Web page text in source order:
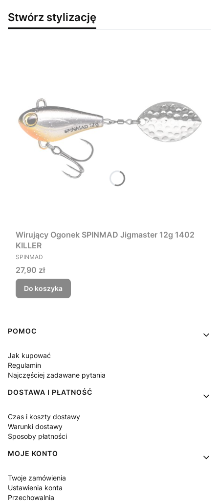
Stwórz stylizację
Wirujący Ogonek SPINMAD Jigmaster 12g 1402
KILLER
PRODUCENT
SPINMAD
Cena
27,90 zł
Do koszyka
Linki w stopce
POMOC
Jak kupować
Regulamin
Najczęściej zadawane pytania
DOSTAWA I PŁATNOŚĆ
Czas i koszty dostawy
Warunki dostawy
Sposoby płatności
MOJE KONTO
Twoje zamówienia
Ustawienia konta
Przechowalnia